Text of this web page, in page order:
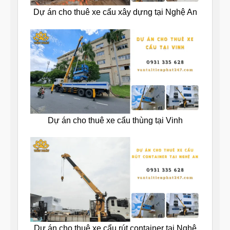
Dự án cho thuê xe cẩu xây dựng tại Nghệ An
Dự án cho thuê xe cẩu thùng tại Vinh